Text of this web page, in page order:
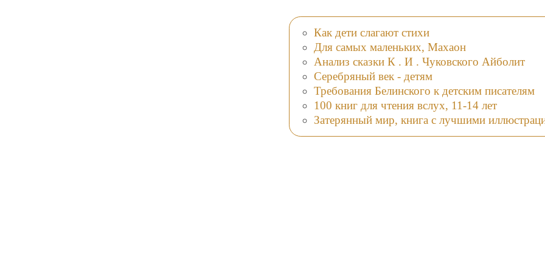
Как дети слагают стихи
Для самых маленьких, Махаон
Анализ сказки К . И . Чуковского Айболит
Серебряный век - детям
Требования Белинского к детским писателям
100 книг для чтения вслух, 11-14 лет
Затерянный мир, книга с лучшими